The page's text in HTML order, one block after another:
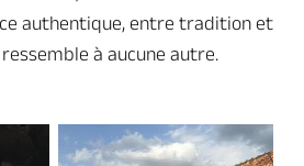
authentique, entre tradition et
à aucune autre.